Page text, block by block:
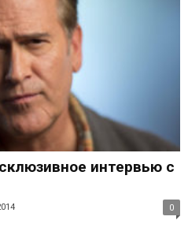
интервью с
0